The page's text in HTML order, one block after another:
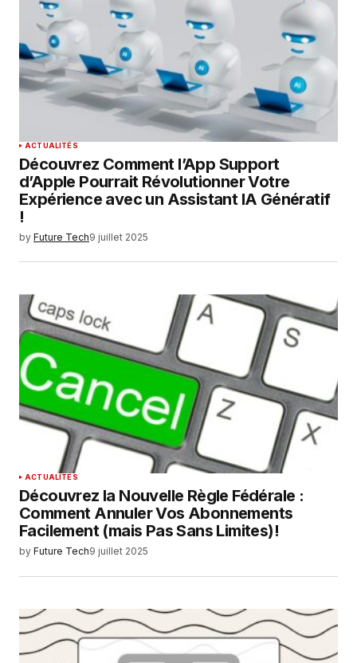
ACTUALITÉS
Découvrez Comment l’App Support
d’Apple Pourrait Révolutionner Votre
Expérience avec un Assistant IA Génératif
!
by Future Tech9 juillet 2025
ACTUALITÉS
Découvrez la Nouvelle Règle Fédérale :
Comment Annuler Vos Abonnements
Facilement (mais Pas Sans Limites)!
by Future Tech9 juillet 2025